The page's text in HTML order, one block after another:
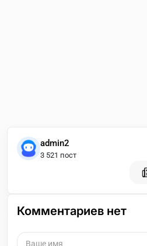
admin2
3 521 пост
Комментариев нет